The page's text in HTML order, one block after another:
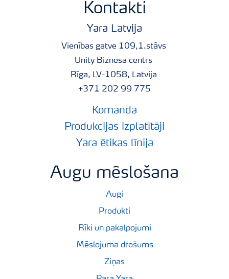
Kontakti
Yara Latvija
Vienības gatve 109,1.stāvs
Unity Biznesa centrs
Rīga, LV-1058, Latvija
+371 202 99 775
Komanda
Produkcijas izplatītāji
Yara ētikas līnija
Augu mēslošana
Augi
Produkti
Rīki un pakalpojumi
Mēslojuma drošums
Ziņas